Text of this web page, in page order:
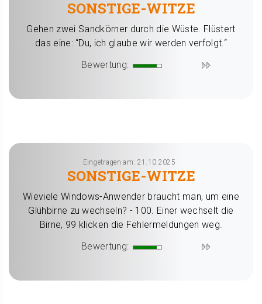
SONSTIGE-WITZE
Gehen zwei Sandkörner durch die Wüste. Flüstert
das eine: “Du, ich glaube wir werden verfolgt.“
Bewertung:
Eingetragen am: 21.10.2025
SONSTIGE-WITZE
Wieviele Windows-Anwender braucht man, um eine
Glühbirne zu wechseln? - 100. Einer wechselt die
Birne, 99 klicken die Fehlermeldungen weg.
Bewertung: